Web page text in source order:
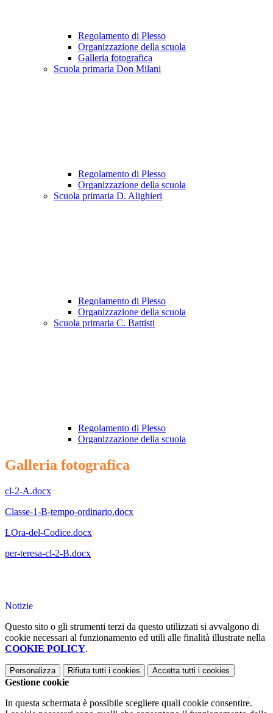
Regolamento di Plesso
Organizzazione della scuola
Galleria fotografica
Scuola primaria Don Milani
Regolamento di Plesso
Organizzazione della scuola
Scuola primaria D. Alighieri
Regolamento di Plesso
Organizzazione della scuola
Scuola primaria C. Battisti
Regolamento di Plesso
Organizzazione della scuola
Galleria fotografica
cl-2-A.docx
Classe-1-B-tempo-ordinario.docx
LOra-del-Codice.docx
per-teresa-cl-2-B.docx
Notizie
Questo sito o gli strumenti terzi da questo utilizzati si avvalgono di
cookie necessari al funzionamento ed utili alle finalità illustrate nella
COOKIE POLICY.
Personalizza Rifiuta tutti i cookies Accetta tutti i cookies
Gestione cookie
In questa schermata è possibile scegliere quali cookie consentire.